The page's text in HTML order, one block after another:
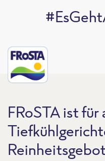
FRoSTA ist für